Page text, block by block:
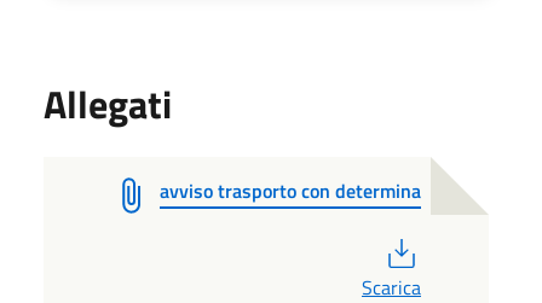
Allegati
avviso trasporto con determina
Scarica